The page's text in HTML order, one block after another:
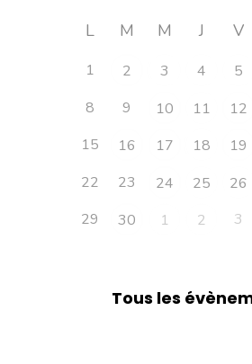
L M M J V
1 2 3 4 5
8
9 10 11 12
15
16 17 18 19
22
23 24 25 26
29
30 1 2 3
Tous les